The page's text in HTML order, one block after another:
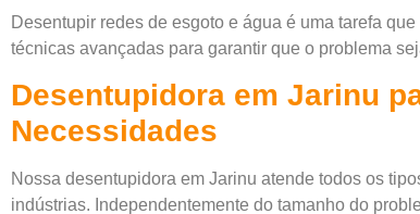
Desentupir redes de esgoto e água é uma tarefa
técnicas avançadas para garantir que o problema
Desentupidora em Jarinu
Necessidades
Nossa desentupidora em Jarinu atende todos os
indústrias. Independentemente do tamanho do